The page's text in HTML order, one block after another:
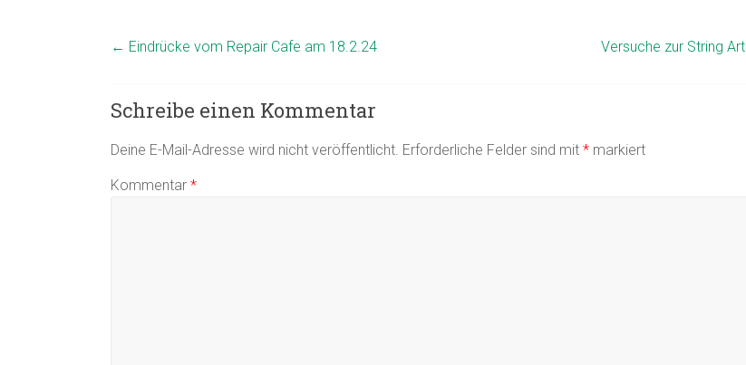
← Eindrücke vom Repair Cafe am 18.2.24 Versuche zur String Art
Schreibe einen Kommentar
Deine E-Mail-Adresse wird nicht veröffentlicht. Erforderliche Felder sind mit * markiert
Kommentar *